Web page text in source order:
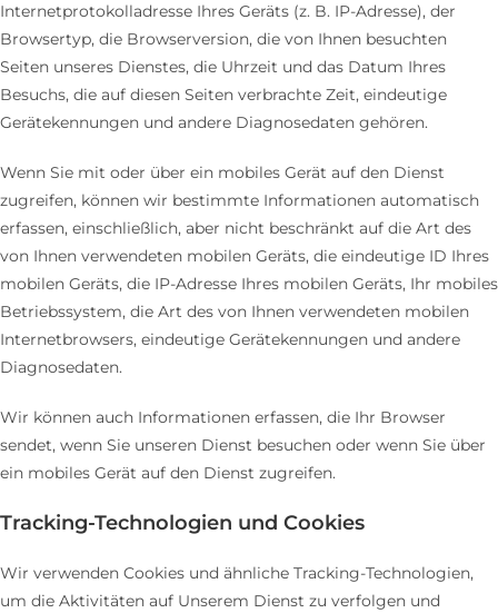
Internetprotokolladresse Ihres Geräts (z. B. IP-Adresse), der
Browsertyp, die Browserversion, die von Ihnen besuchten
Seiten unseres Dienstes, die Uhrzeit und das Datum Ihres
Besuchs, die auf diesen Seiten verbrachte Zeit, eindeutige
Gerätekennungen und andere Diagnosedaten gehören.
Wenn Sie mit oder über ein mobiles Gerät auf den Dienst
zugreifen, können wir bestimmte Informationen automatisch
erfassen, einschließlich, aber nicht beschränkt auf die Art des
von Ihnen verwendeten mobilen Geräts, die eindeutige ID Ihres
mobilen Geräts, die IP-Adresse Ihres mobilen Geräts, Ihr mobiles
Betriebssystem, die Art des von Ihnen verwendeten mobilen
Internetbrowsers, eindeutige Gerätekennungen und andere
Diagnosedaten.
Wir können auch Informationen erfassen, die Ihr Browser
sendet, wenn Sie unseren Dienst besuchen oder wenn Sie über
ein mobiles Gerät auf den Dienst zugreifen.
Tracking-Technologien und Cookies
Wir verwenden Cookies und ähnliche Tracking-Technologien,
um die Aktivitäten auf Unserem Dienst zu verfolgen und